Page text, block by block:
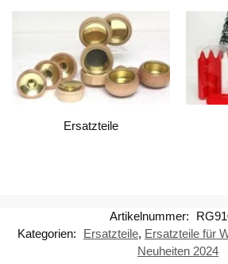
Ersatzteile
Artikelnummer:
Kategorien:
Ersatzteile, Ersatzteile für
Neuheiten 2024